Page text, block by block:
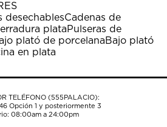
desechablesCadenas de
plataPulseras de
plató de porcelanaBajo plató
en plata
TELÉFONO (555PALACIO):
Opción 1 y posteriormente 3
08:00am a 24:00pm